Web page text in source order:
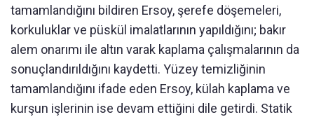
tamamlandığını bildiren Ersoy, şerefe döşemeleri,
korkuluklar ve püskül imalatlarının yapıldığını; bakır
alem onarımı ile altın varak kaplama çalışmalarının da
sonuçlandırıldığını kaydetti. Yüzey temizliğinin
tamamlandığını ifade eden Ersoy, külah kaplama ve
kurşun işlerinin ise devam ettiğini dile getirdi. Statik